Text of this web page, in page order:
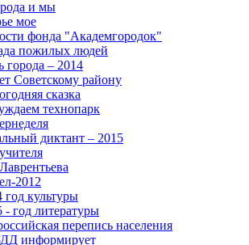
и мы
мое
фонда "Академгородок"
пожилых людей
города – 2014
Советскому району
сказка
технопарк
диктант – 2015
2012
год культуры
- год литературы
перепись населения
информирует